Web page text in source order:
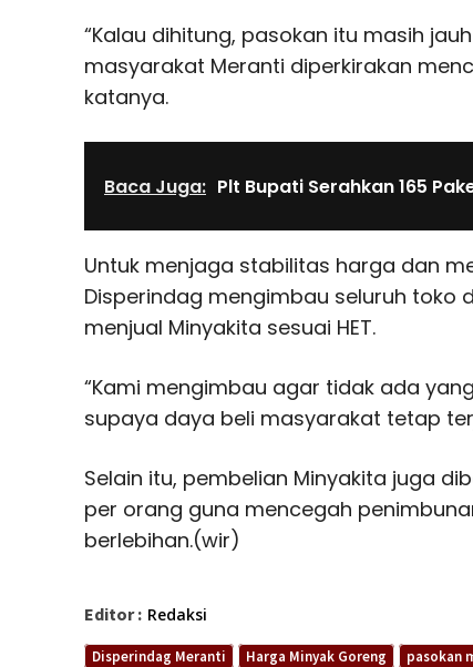
“Kalau dihitung, pasokan itu masih
masyarakat Meranti diperkirakan
katanya.
Baca Juga: Plt Bupati Serahkan 165
Untuk menjaga stabilitas harga dan
Disperindag mengimbau seluruh toko
menjual Minyakita sesuai HET.
“Kami mengimbau agar tidak ada
supaya daya beli masyarakat tetap
Selain itu, pembelian Minyakita juga
per orang guna mencegah
berlebihan.(wir)
Editor : Redaksi
Disperindag Meranti Harga Minyak Goreng pasokan